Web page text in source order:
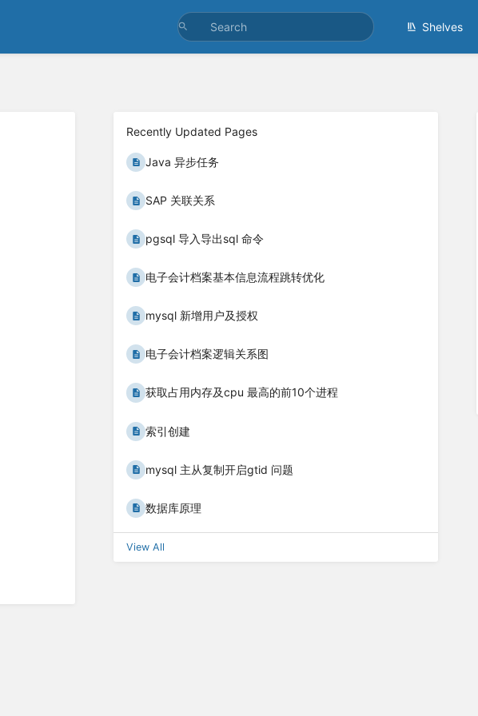
Shelves
Recently Updated Pages
Java 异步任务
SAP 关联关系
pgsql 导入导出sql 命令
电子会计档案基本信息流程跳转优化
mysql 新增用户及授权
电子会计档案逻辑关系图
获取占用内存及cpu 最高的前10个进程
索引创建
mysql 主从复制开启gtid 问题
数据库原理
View All